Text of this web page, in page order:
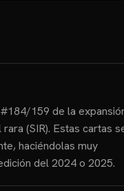
159 de la
(SIR). Estas cartas
haciéndolas muy
del 2024 o 2025.